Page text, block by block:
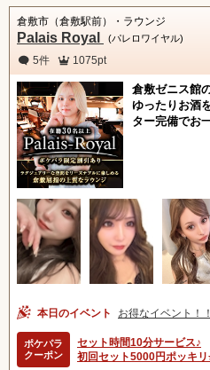
倉敷市（倉敷駅前）・ラウンジ
Palais Royal (パレロワイヤル)
5件 1075pt
倉敷ゼニス館
ゆったりお酒
ター完備でお
本日のイベント お得なイベント！
ポケパラ
クーポン
セット時間10分サービス♪
初回セット5000円ポッキリ